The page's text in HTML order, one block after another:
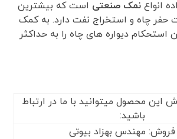
انواعنمک صنعتی است که بیشترین
حفر چاه و استخراج نفت دارد. به کمک
دیواره های چاه را به حداکثر
محصول میتوانید با ما در ارتباط
باشید:
فروش: مهندس بهزاد بیوتی